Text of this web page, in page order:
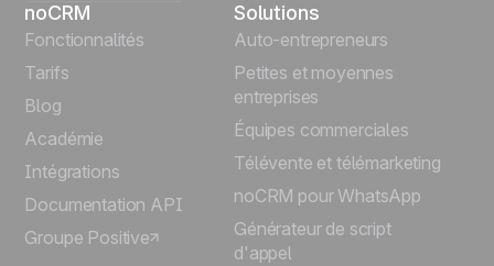
English
Português
Italiano
Deutsch
noCRM
Fonctionnalités
Tarifs
Blog
Académie
Intégrations
Documentation API
Groupe Positive
Solutions
Auto-entrepreneurs
Petites et moyennes
entreprises
Équipes commerciales
Télévente et télémarketing
noCRM pour WhatsApp
Générateur de script
d'appel